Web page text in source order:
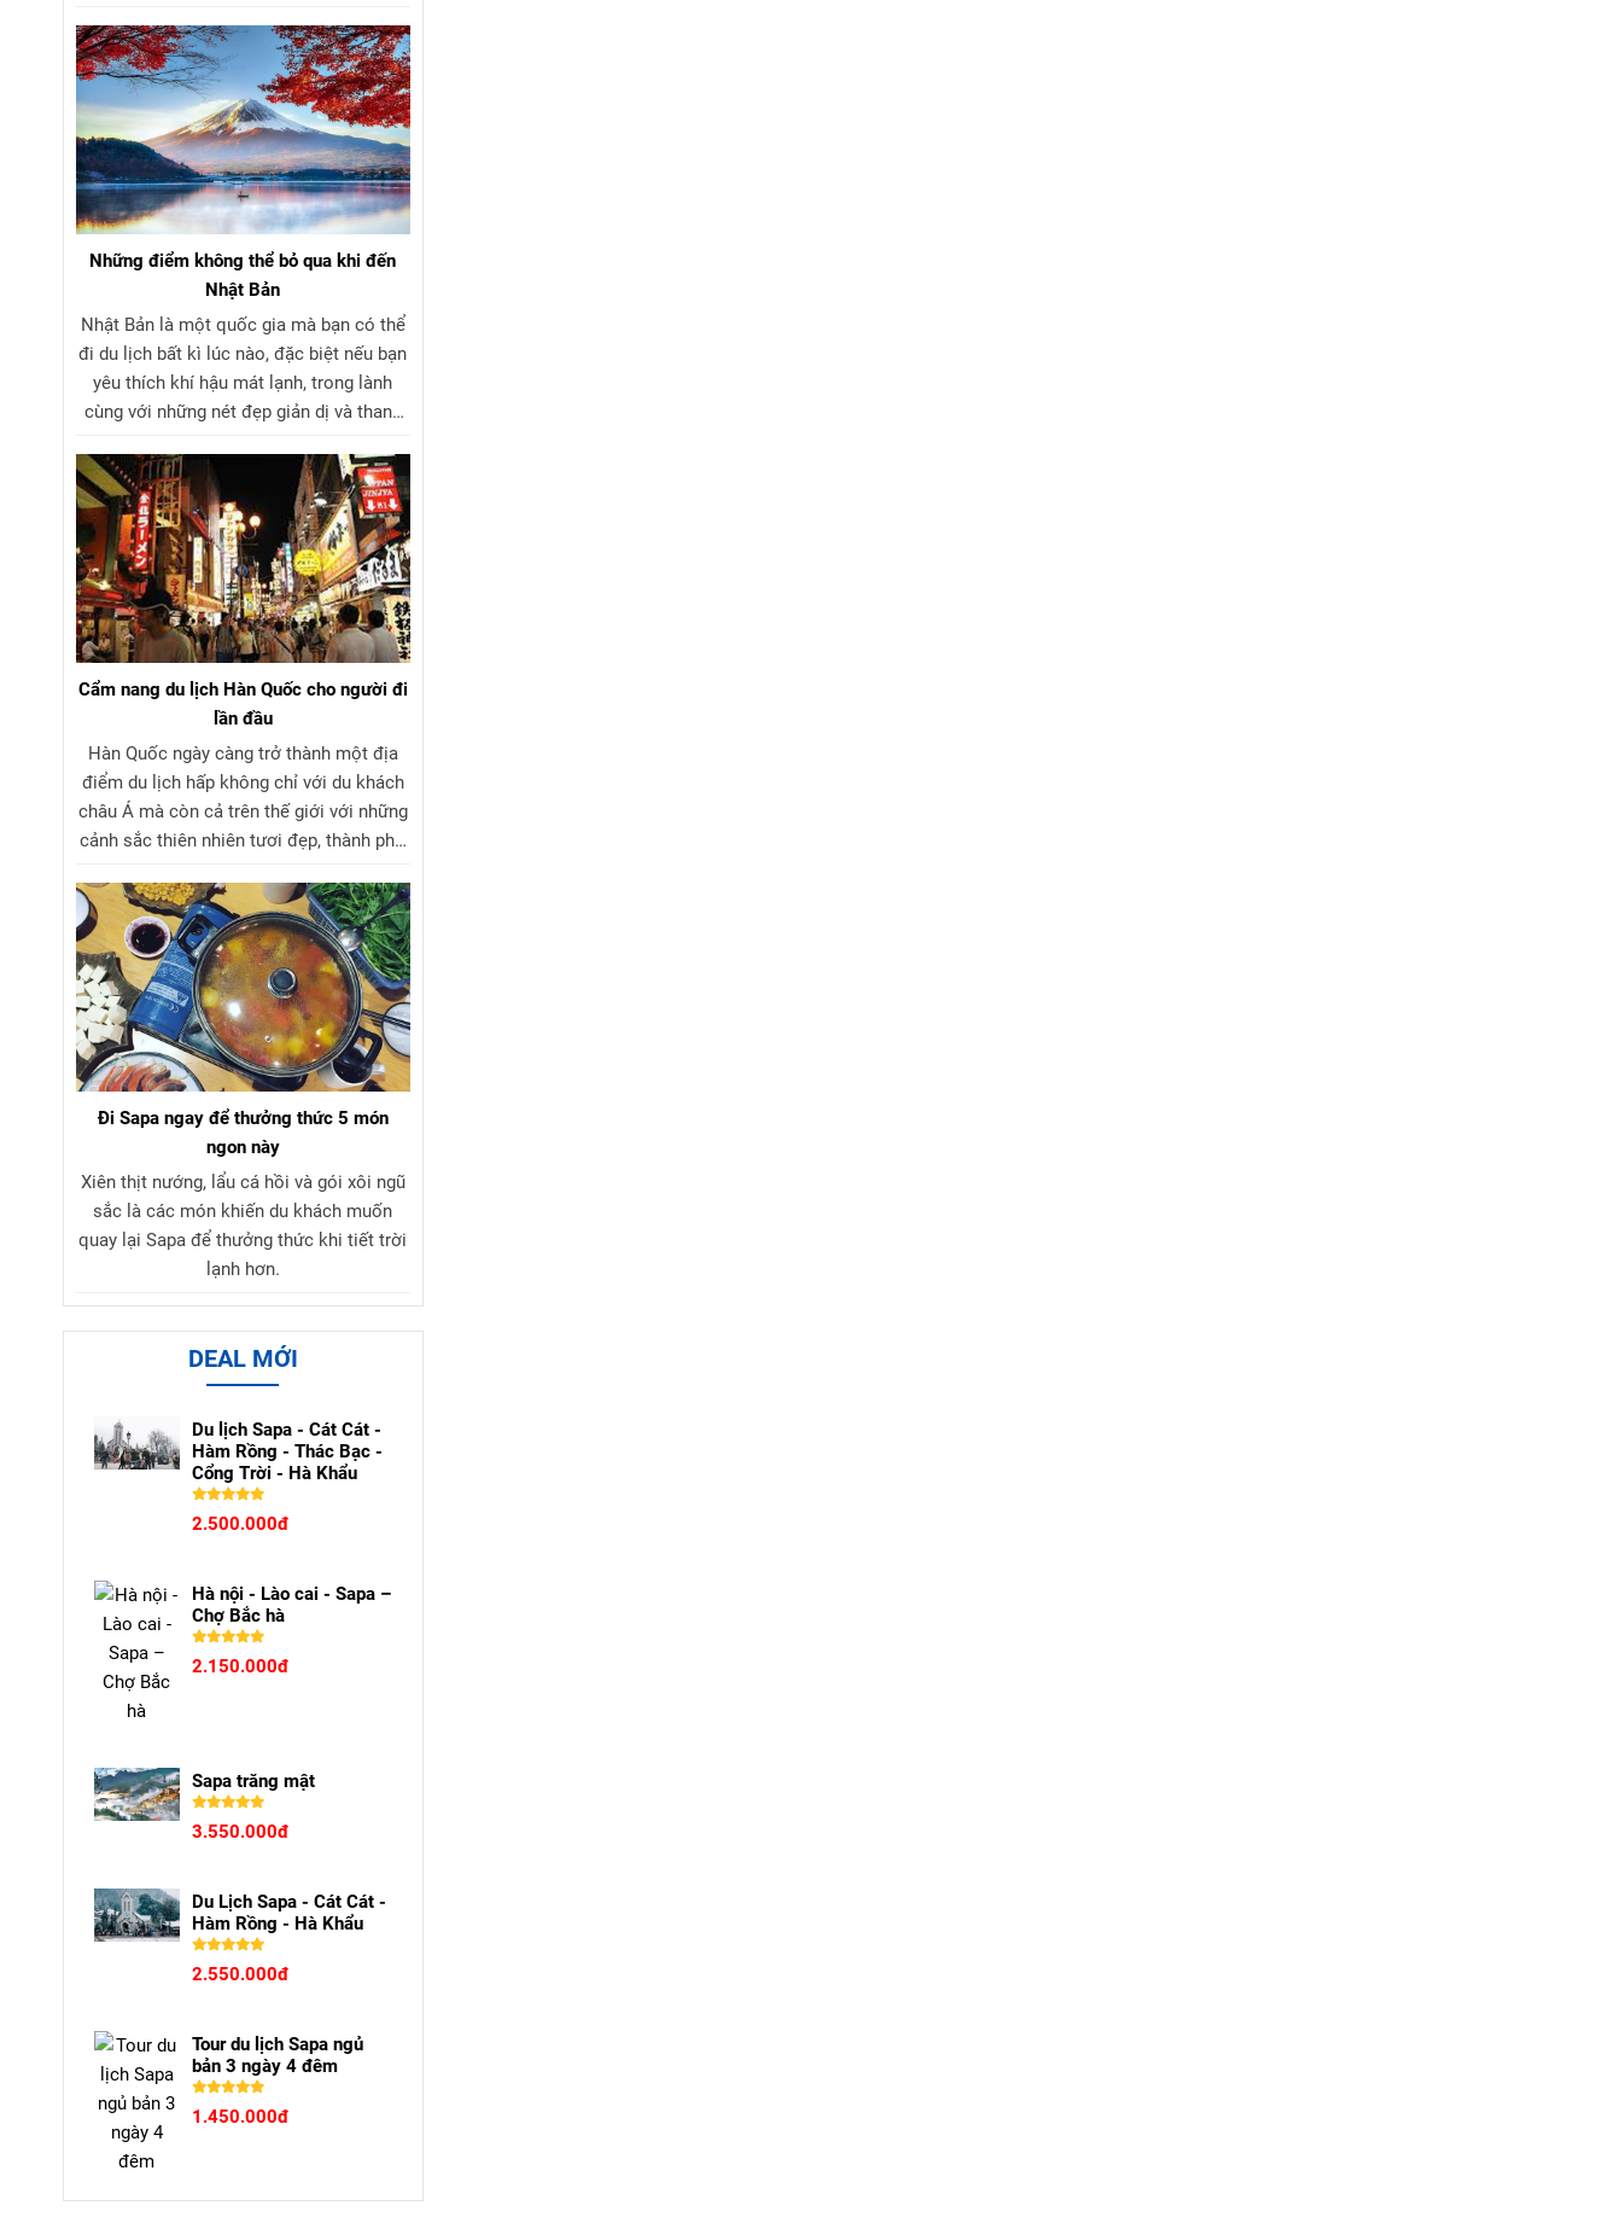
BukChon Hahok
Những điểm không thể bỏ qua khi đến
Nhật Bản
Nhật Bản là một quốc gia mà bạn có thể
đi du lịch bất kì lúc nào, đặc biệt nếu bạn
yêu thích khí hậu mát lạnh, trong lành
cùng với những nét đẹp giản dị và thanh
10 địa điểm du lịch Nhật Bản đẹp nhất
mà bạn không thể bỏ qua trong bộ sưu
tập những nơi phải check-in khi đến thăm
đất nước mặt trời mọc.
Cẩm nang du lịch Hàn Quốc cho người đi
lần đầu
Hàn Quốc ngày càng trở thành một địa
điểm du lịch hấp không chỉ với du khách
châu Á mà còn cả trên thế giới với những
cảnh sắc thiên nhiên tươi đẹp, thành phố
hóa truyền thống sâu sắc, đa dạng.
Đi Sapa ngay để thưởng thức 5 món
ngon này
Xiên thịt nướng, lẩu cá hồi và gói xôi ngũ
sắc là các món khiến du khách muốn
quay lại Sapa để thưởng thức khi tiết trời
lạnh hơn.
DEAL MỚI
Du lịch Sapa - Cát Cát -
Hàm Rồng - Thác Bạc -
Cổng Trời - Hà Khẩu
2.500.000đ
Hà nội - Lào cai - Sapa –
Chợ Bắc hà
2.150.000đ
Sapa trăng mật
3.550.000đ
Du Lịch Sapa - Cát Cát -
Hàm Rồng - Hà Khẩu
2.550.000đ
Tour du lịch Sapa ngủ
bản 3 ngày 4 đêm
1.450.000đ